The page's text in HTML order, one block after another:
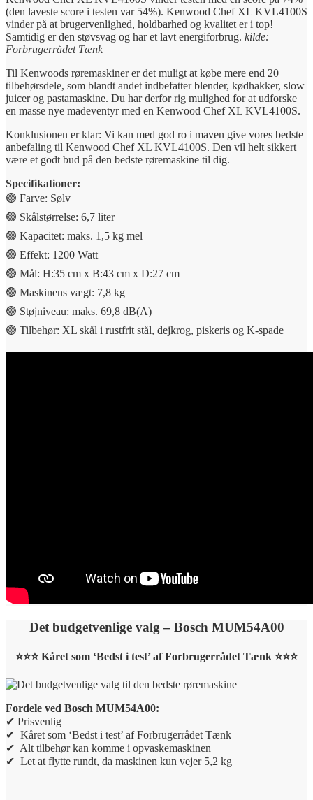
(den laveste score i testen var 54%). Kenwood Chef XL KVL4100S
vinder på at brugervenlighed, holdbarhed og kvalitet er i top!
Samtidig er den støvsvag og har et lavt energiforbrug. kilde:
Forbrugerrådet Tænk
Til Kenwoods røremaskiner er det muligt at købe mere end 20
tilbehørsdele, som blandt andet indbefatter blender, kødhakker, slow
juicer og pastamaskine. Du har derfor rig mulighed for at udforske
en masse nye madeventyr med en Kenwood Chef XL KVL4100S.
Konklusionen er klar: Vi kan med god ro i maven give vores bedste
anbefaling til Kenwood Chef XL KVL4100S. Den vil helt sikkert
være et godt bud på den bedste røremaskine til dig.
Specifikationer:
🟢 Farve: Sølv
🟢 Skålstørrelse: 6,7 liter
🟢 Kapacitet: maks. 1,5 kg mel
🟢 Effekt: 1200 Watt
🟢 Mål: H:35 cm x B:43 cm x D:27 cm
🟢 Maskinens vægt: 7,8 kg
🟢 Støjniveau: maks. 69,8 dB(A)
🟢 Tilbehør: XL skål i rustfrit stål, dejkrog, piskeris og K-spade
Det budgetvenlige valg – Bosch MUM54A00
⭐⭐⭐ Kåret som ‘Bedst i test’ af Forbrugerrådet Tænk ⭐⭐⭐
Fordele ved Bosch MUM54A00:
✔ Prisvenlig
✔ Kåret som ‘Bedst i test’ af Forbrugerrådet Tænk
✔ Alt tilbehør kan komme i opvaskemaskinen
✔ Let at flytte rundt, da maskinen kun vejer 5,2 kg